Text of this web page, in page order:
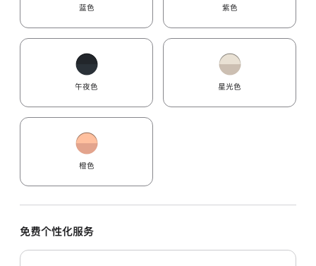
蓝色 紫色
午夜色 星光色
橙色
免费个性化服务